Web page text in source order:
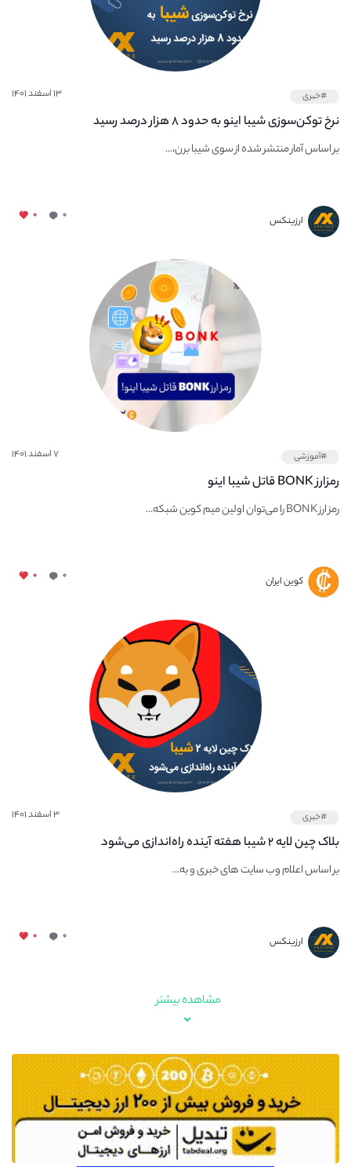
#خبری ۱۳ اسفند ۱۴۰۱
نرخ توکن‌سوزی شیبا اینو به حدود ۸ هزار درصد رسید
بر اساس آمار منتشر شده از سوی شیبا برن،...
ارزینکس ۰ ۰
#آموزشی ۷ اسفند ۱۴۰۱
رمزارز BONK قاتل شیبا اینو
رمز ارز BONK را می‌توان اولین میم کوین شبکه...
کوین ایران ۰ ۰
#خبری ۳ اسفند ۱۴۰۱
بلاک چین لایه ۲ شیبا هفته آینده راه‌اندازی می‌شود
بر اساس اعلام وب سایت های خبری و به...
ارزینکس ۰ ۰
مشاهده بیشتر